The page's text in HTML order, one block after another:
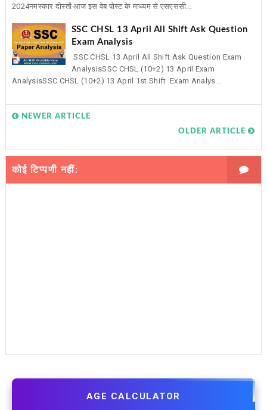
2024नमस्कार दोस्तों आज इस वेब पोस्ट के माध्यम से एसएससी...
SSC CHSL 13 April All Shift Ask Question
Exam Analysis
SSC CHSL 13 April All Shift Ask Question Exam
AnalysisSSC CHSL (10+2) 13 April Exam
AnalysisSSC CHSL (10+2) 13 April 1st Shift Exam Analys...
NEWER ARTICLE
OLDER ARTICLE
कोई टिप्पणी नहीं:
AGE CALCULATOR